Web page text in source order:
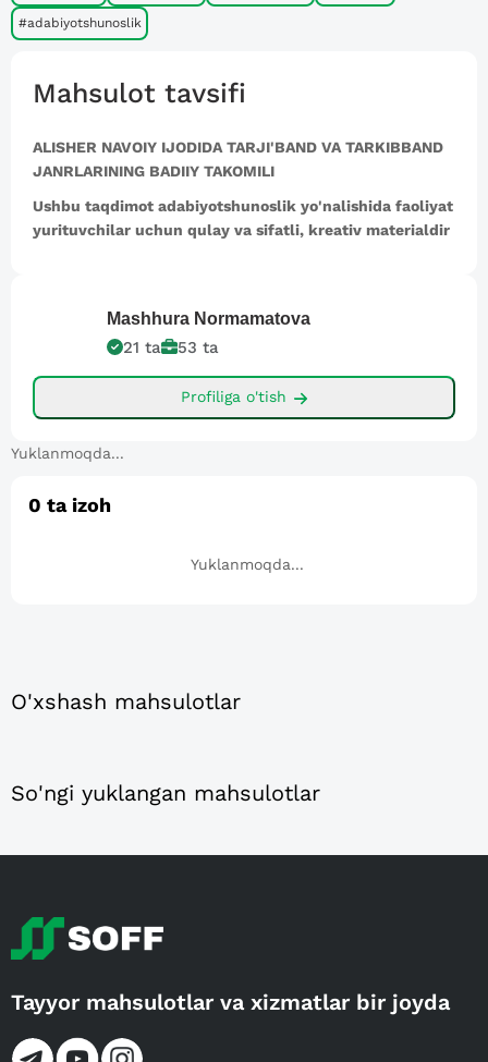
#adabiyotshunoslik
Mahsulot tavsifi
ALISHER NAVOIY IJODIDA TARJI'BAND VA TARKIBBAND
JANRLARINING BADIIY TAKOMILI
Ushbu taqdimot adabiyotshunoslik yo'nalishida faoliyat
yurituvchilar uchun qulay va sifatli, kreativ materialdir
Mashhura Normamatova
21 ta 53 ta
Profiliga o'tish
Yuklanmoqda...
0 ta izoh
Yuklanmoqda...
O'xshash mahsulotlar
So'ngi yuklangan mahsulotlar
Tayyor mahsulotlar va xizmatlar bir joyda